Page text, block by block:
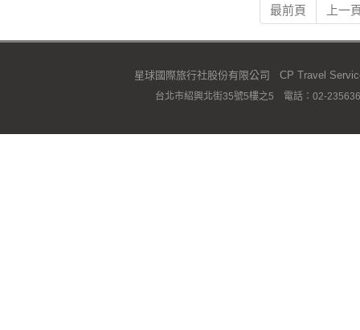
最前頁 上一
星球國際旅行社股份有限公司 CP Travel
台北市紹興北街35號5樓之5 電話：02-